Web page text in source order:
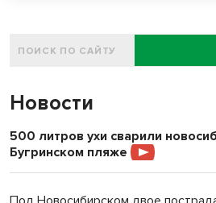
Новости
500 литров ухи сварили
Бугринском пляже